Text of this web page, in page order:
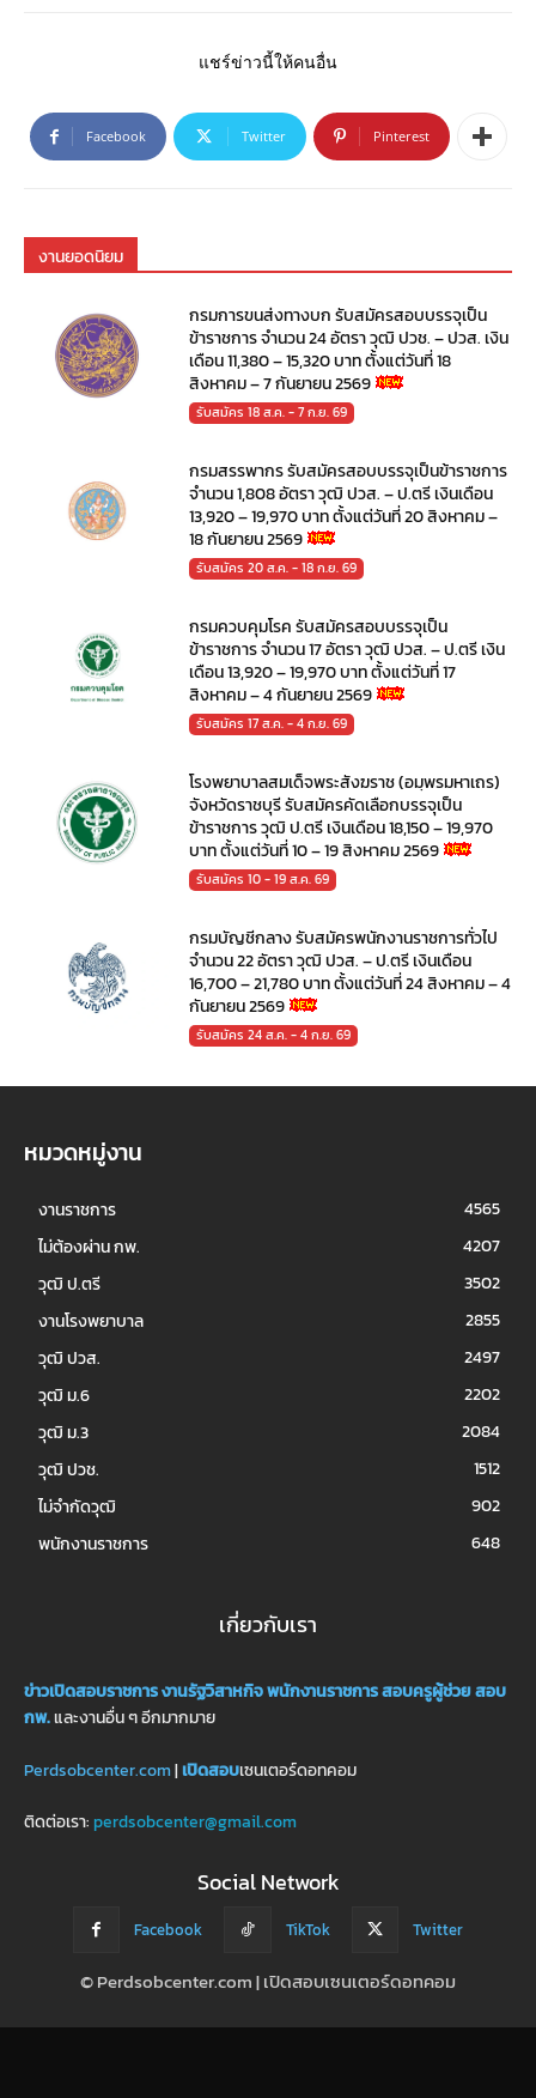
แชร์ข่าวนี้ให้คนอื่น
Facebook Twitter Pinterest
งานยอดนิยม
กรมการขนส่งทางบก รับสมัครสอบบรรจุเป็น
ข้าราชการ จำนวน 24 อัตรา วุฒิ ปวช. – ปวส. เงิน
เดือน 11,380 – 15,320 บาท ตั้งแต่วันที่ 18
สิงหาคม – 7 กันยายน 2569
รับสมัคร 18 ส.ค. - 7 ก.ย. 69
กรมสรรพากร รับสมัครสอบบรรจุเป็นข้าราชการ
จำนวน 1,808 อัตรา วุฒิ ปวส. – ป.ตรี เงินเดือน
13,920 – 19,970 บาท ตั้งแต่วันที่ 20 สิงหาคม –
18 กันยายน 2569
รับสมัคร 20 ส.ค. - 18 ก.ย. 69
กรมควบคุมโรค รับสมัครสอบบรรจุเป็น
ข้าราชการ จำนวน 17 อัตรา วุฒิ ปวส. – ป.ตรี เงิน
เดือน 13,920 – 19,970 บาท ตั้งแต่วันที่ 17
สิงหาคม – 4 กันยายน 2569
รับสมัคร 17 ส.ค. - 4 ก.ย. 69
โรงพยาบาลสมเด็จพระสังฆราช (อมฺพรมหาเถร)
จังหวัดราชบุรี รับสมัครคัดเลือกบรรจุเป็น
ข้าราชการ วุฒิ ป.ตรี เงินเดือน 18,150 – 19,970
บาท ตั้งแต่วันที่ 10 – 19 สิงหาคม 2569
รับสมัคร 10 - 19 ส.ค. 69
กรมบัญชีกลาง รับสมัครพนักงานราชการทั่วไป
จำนวน 22 อัตรา วุฒิ ปวส. – ป.ตรี เงินเดือน
16,700 – 21,780 บาท ตั้งแต่วันที่ 24 สิงหาคม – 4
กันยายน 2569
รับสมัคร 24 ส.ค. - 4 ก.ย. 69
หมวดหมู่งาน
งานราชการ
4565
ไม่ต้องผ่าน กพ.
4207
วุฒิ ป.ตรี
3502
งานโรงพยาบาล
2855
วุฒิ ปวส.
2497
วุฒิ ม.6
2202
วุฒิ ม.3
2084
วุฒิ ปวช.
1512
ไม่จำกัดวุฒิ
902
พนักงานราชการ
648
เกี่ยวกับเรา
ข่าวเปิดสอบราชการงานรัฐวิสาหกิจพนักงานราชการสอบครูผู้ช่วยสอบ
กพ.และงานอื่น ๆ อีกมากมาย
Perdsobcenter.com|เปิดสอบเซนเตอร์ดอทคอม
ติดต่อเรา: perdsobcenter@gmail.com
Social Network
Facebook TikTok Twitter
© Perdsobcenter.com | เปิดสอบเซนเตอร์ดอทคอม